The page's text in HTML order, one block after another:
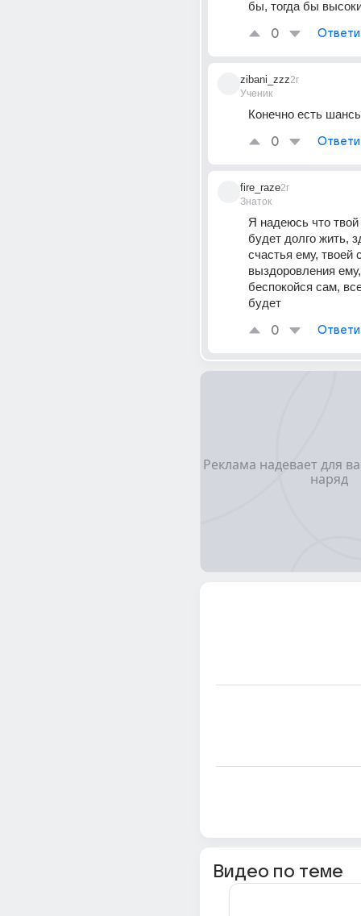
бы, тогда бы
0
zibani_zzz
Ученик
2г
Конечно есть
0
fire_raze
Знаток
2г
Я надеюсь что
будет долго жить,
счастья ему, твоей
выздоровления
беспокойся сам,
будет
0
Видео по теме